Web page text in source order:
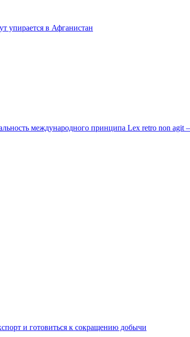
упирается в Афганистан
международного принципа Lex retro non
и готовиться к сокращению добычи